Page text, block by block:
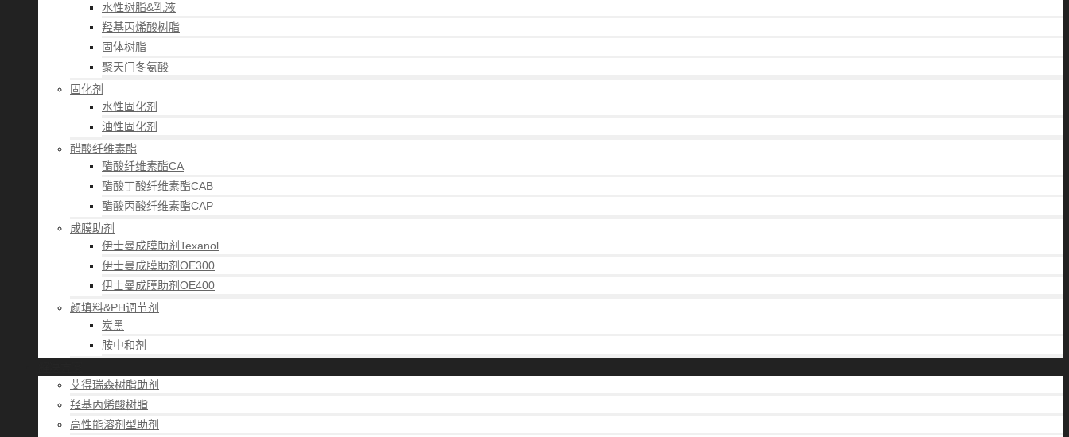
水性树脂&乳液
羟基丙烯酸树脂
固体树脂
聚天门冬氨酸
固化剂
水性固化剂
油性固化剂
醋酸纤维素酯
醋酸纤维素酯CA
醋酸丁酸纤维素酯CAB
醋酸丙酸纤维素酯CAP
成膜助剂
伊士曼成膜助剂Texanol
伊士曼成膜助剂OE300
伊士曼成膜助剂OE400
颜填料&PH调节剂
炭黑
胺中和剂
艾得瑞森树脂助剂
羟基丙烯酸树脂
高性能溶剂型助剂